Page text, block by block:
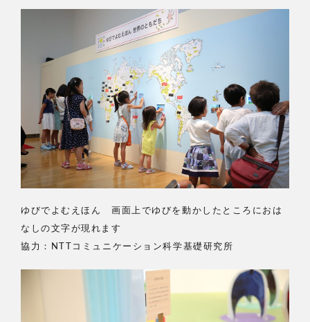
ゆびでよむえほん 画面上でゆびを動かしたところにおは
なしの文字が現れます
協力：NTTコミュニケーション科学基礎研究所